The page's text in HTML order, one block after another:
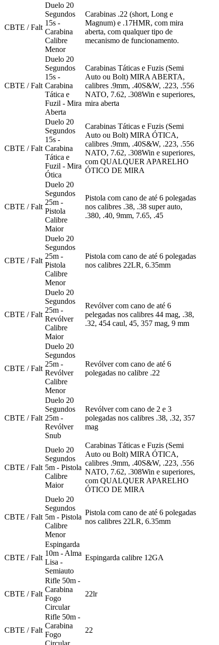
CBTE / Falt
Duelo 20
Segundos
15s -
Carabina
Calibre
Menor
Carabinas .22 (short, Long e
Magnum) e .17HMR, com mira
aberta, com qualquer tipo de
mecanismo de funcionamento.
CBTE / Falt
Duelo 20
Segundos
15s -
Carabina
Tática e
Fuzil - Mira
Aberta
Carabinas Táticas e Fuzis (Semi
Auto ou Bolt) MIRA ABERTA,
calibres .9mm, .40S&W, .223, .556
NATO, 7.62, .308Win e superiores,
mira aberta
CBTE / Falt
Duelo 20
Segundos
15s -
Carabina
Tática e
Fuzil - Mira
Ótica
Carabinas Táticas e Fuzis (Semi
Auto ou Bolt) MIRA ÓTICA,
calibres .9mm, .40S&W, .223, .556
NATO, 7.62, .308Win e superiores,
com QUALQUER APARELHO
ÓTICO DE MIRA
CBTE / Falt
Duelo 20
Segundos
25m -
Pistola
Calibre
Maior
Pistola com cano de até 6 polegadas
nos calibres .38, .38 super auto,
.380, .40, 9mm, 7.65, .45
CBTE / Falt
Duelo 20
Segundos
25m -
Pistola
Calibre
Menor
Pistola com cano de até 6 polegadas
nos calibres 22LR, 6.35mm
CBTE / Falt
Duelo 20
Segundos
25m -
Revólver
Calibre
Maior
Revólver com cano de até 6
pelegadas nos calibres 44 mag, .38,
.32, 454 caul, 45, 357 mag, 9 mm
CBTE / Falt
Duelo 20
Segundos
25m -
Revólver
Calibre
Menor
Revólver com cano de até 6
polegadas no calibre .22
CBTE / Falt
Duelo 20
Segundos
25m -
Revólver
Snub
Revólver com cano de 2 e 3
polegadas nos calibres .38, .32, 357
mag
CBTE / Falt
Duelo 20
Segundos
5m - Pistola
Calibre
Maior
Carabinas Táticas e Fuzis (Semi
Auto ou Bolt) MIRA ÓTICA,
calibres .9mm, .40S&W, .223, .556
NATO, 7.62, .308Win e superiores,
com QUALQUER APARELHO
ÓTICO DE MIRA
CBTE / Falt
Duelo 20
Segundos
5m - Pistola
Calibre
Menor
Pistola com cano de até 6 polegadas
nos calibres 22LR, 6.35mm
CBTE / Falt
Espingarda
10m - Alma
Lisa -
Semiauto
Espingarda calibre 12GA
CBTE / Falt
Rifle 50m -
Carabina
Fogo
Circular
22lr
CBTE / Falt
Rifle 50m -
Carabina
Fogo
Circular
22